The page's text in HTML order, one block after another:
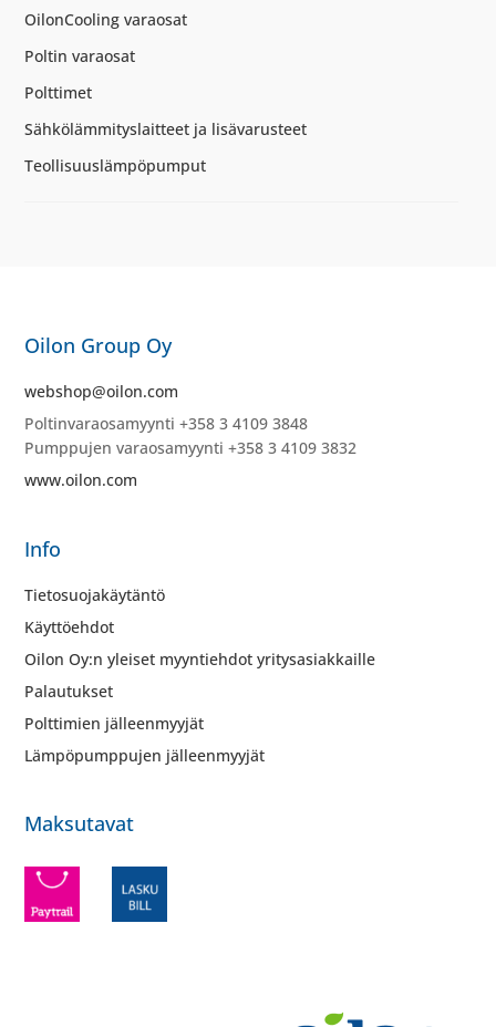
OilonCooling varaosat
Poltin varaosat
Polttimet
Sähkölämmityslaitteet ja lisävarusteet
Teollisuuslämpöpumput
Oilon Group Oy
webshop@oilon.com
Poltinvaraosamyynti +358 3 4109 3848
Pumppujen varaosamyynti +358 3 4109 3832
www.oilon.com
Info
Tietosuojakäytäntö
Käyttöehdot
Oilon Oy:n yleiset myyntiehdot yritysasiakkaille
Palautukset
Polttimien jälleenmyyjät
Lämpöpumppujen jälleenmyyjät
Maksutavat